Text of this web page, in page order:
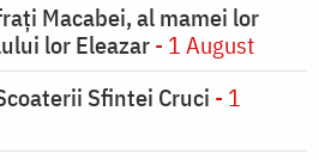
Macabei, al mamei lor
lor Eleazar- 1 August
Sfintei Cruci - 1